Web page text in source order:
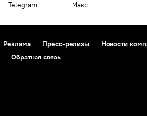
Telegram Макс
Реклама Пресс-релизы Новости
Обратная связь